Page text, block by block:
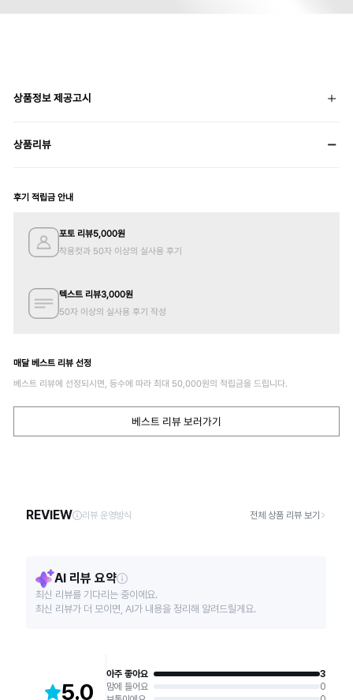
상품정보 제공고시
상품리뷰
후기 적립금 안내
포토 리뷰5,000원
착용컷과 50자 이상의 실사용 후기
텍스트 리뷰3,000원
50자 이상의 실사용 후기 작성
매달 베스트 리뷰 선정
베스트 리뷰에 선정되시면, 등수에 따라 최대 50,000원의 적립금을 드립니다.
베스트 리뷰 보러가기